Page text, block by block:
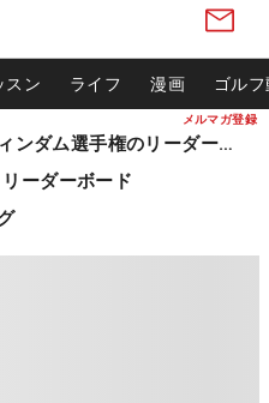
メルマガ登録
スン ライフ 漫画 ゴル
松山英樹ら出場 ウィンダム選手権のリーダーボード
ーダーボード